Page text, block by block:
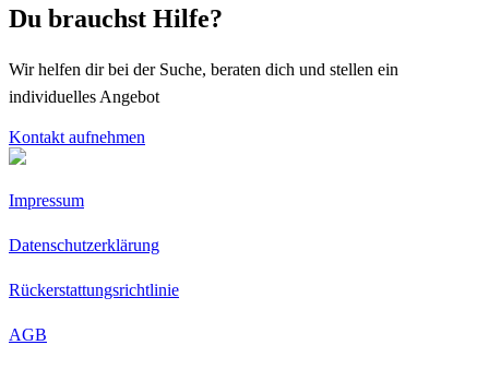
Du brauchst Hilfe?
Wir helfen dir bei der Suche, beraten dich und stellen ein
individuelles Angebot
Kontakt aufnehmen
Impressum
Datenschutzerklärung
Rückerstattungsrichtlinie
AGB